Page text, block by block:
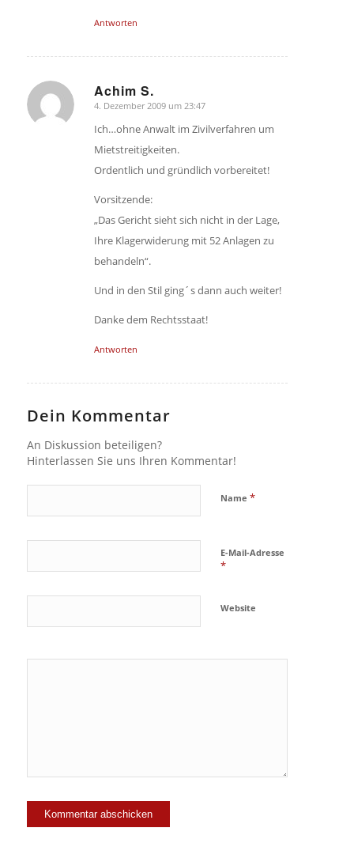
Antworten
Achim S.
sagte:
4. Dezember 2009 um 23:47
Ich…ohne Anwalt im Zivilverfahren um
Mietstreitigkeiten.
Ordentlich und gründlich vorbereitet!
Vorsitzende:
„Das Gericht sieht sich nicht in der Lage,
Ihre Klagerwiderung mit 52 Anlagen zu
behandeln“.
Und in den Stil ging´s dann auch weiter!
Danke dem Rechtsstaat!
Antworten
Dein Kommentar
An Diskussion beteiligen?
Hinterlassen Sie uns Ihren Kommentar!
Name *
E-Mail-Adresse
*
Website